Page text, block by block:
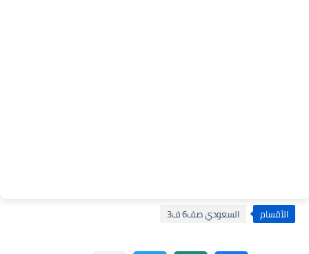
الأقسام السعودي صف6 ف3